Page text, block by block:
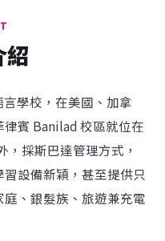
紹
學校，在美國、加拿
賓 Banilad 校區就位在
，採斯巴達管理方式，
設備新穎，甚至提供只
庭、銀髮族、旅遊兼充電